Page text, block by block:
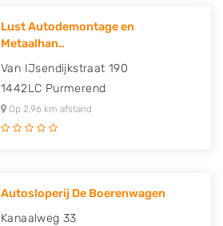
Lust Autodemontage en
Metaalhan..
Van IJsendijkstraat 190
1442LC Purmerend
Op 2,96 km afstand
Autosloperij De Boerenwagen
Kanaalweg 33